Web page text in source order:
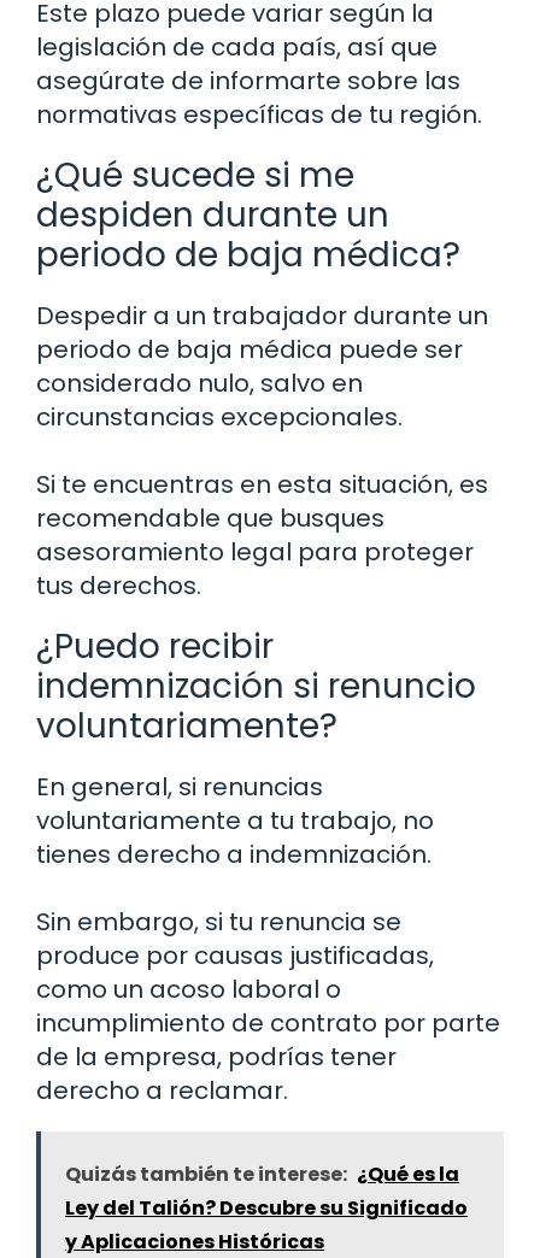
Este plazo puede variar según la
legislación de cada país, así que
asegúrate de informarte sobre las
normativas específicas de tu región.
¿Qué sucede si me
despiden durante un
periodo de baja médica?
Despedir a un trabajador durante un
periodo de baja médica puede ser
considerado nulo, salvo en
circunstancias excepcionales.
Si te encuentras en esta situación, es
recomendable que busques
asesoramiento legal para proteger
tus derechos.
¿Puedo recibir
indemnización si renuncio
voluntariamente?
En general, si renuncias
voluntariamente a tu trabajo, no
tienes derecho a indemnización.
Sin embargo, si tu renuncia se
produce por causas justificadas,
como un acoso laboral o
incumplimiento de contrato por parte
de la empresa, podrías tener
derecho a reclamar.
Quizás también te interese: ¿Qué es la
Ley del Talión? Descubre su Significado
y Aplicaciones Históricas